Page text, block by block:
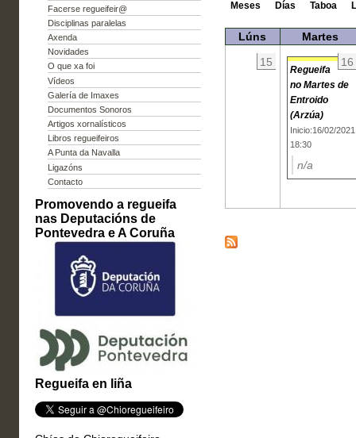
Facerse regueifeir@
Disciplinas paralelas
Axenda
Novidades
O que xa foi
Vídeos
Galería de Imaxes
Documentos Sonoros
Artigos xornalísticos
Libros regueifeiros
A Punta da Navalla
Ligazóns
Contacto
Promovendo a regueifa
nas Deputacións de
Pontevedra e A Coruña
Regueifa en liña
Meses Días Taboa
Lúns
Martes
15
16
Regueifa
no Martes de
Entroido
(Arzúa)
Inicio:16/02/2021
18:30
n/a